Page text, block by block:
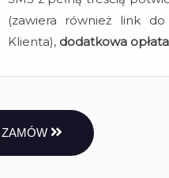
(zawiera również link do
Klienta), dodatkowa
ZAMÓW